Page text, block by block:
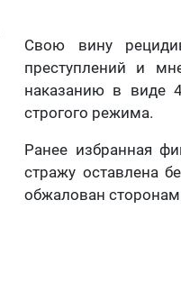
Свою вину
преступлений и
наказанию в виде
строгого режима.
Ранее избранная
стражу оставлена
обжалован